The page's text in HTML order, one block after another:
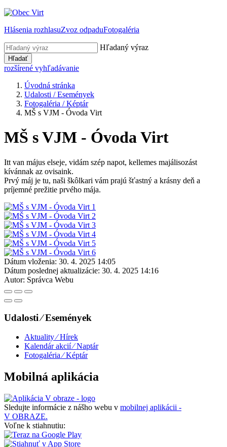
Hlásenia rozhlasuZvoz odpaduFotogaléria
Hľadaný výraz
Hľadať
rozšírené vyhľadávanie
Úvodná stránka
Udalosti / Események
Fotogaléria / Képtár
MŠ s VJM - Óvoda Virt
MŠ s VJM - Óvoda Virt
Itt van május elseje, vidám szép napot, kellemes majálisozást
kívánnak az ovisaink.
Prvý máj je tu, naši škôlkari vám prajú šťastný a krásny deň a
príjemné prežitie prvého mája.
Dátum vloženia: 30. 4. 2025 14:05
Dátum poslednej aktualizácie: 30. 4. 2025 14:16
Autor: Správca Webu
Udalosti ⁄ Események
Aktuality ⁄ Hírek
Kalendár akcií ⁄ Naptár
Fotogaléria ⁄ Képtár
Mobilná aplikácia
Sledujte informácie z nášho webu v mobilnej aplikácii -
V OBRAZE.
Voľne k stiahnutiu: